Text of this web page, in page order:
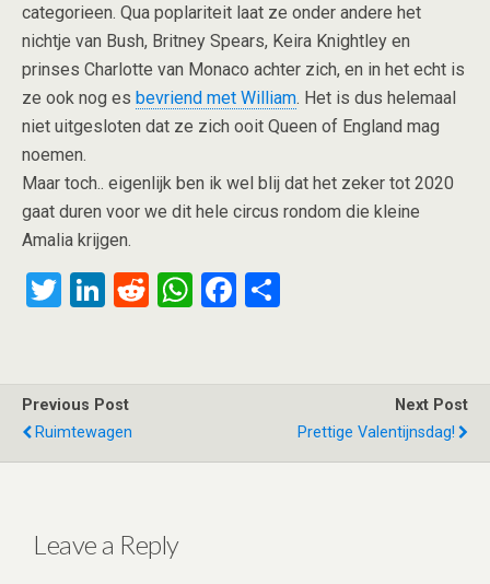
categorieen. Qua poplariteit laat ze onder andere het
nichtje van Bush, Britney Spears, Keira Knightley en
prinses Charlotte van Monaco achter zich, en in het echt is
ze ook nog es bevriend met William. Het is dus helemaal
niet uitgesloten dat ze zich ooit Queen of England mag
noemen.
Maar toch.. eigenlijk ben ik wel blij dat het zeker tot 2020
gaat duren voor we dit hele circus rondom die kleine
Amalia krijgen.
T
er
Li
dI
n
R
W
p
F
o
Previous Post
Ruimtewagen
Next Post
Prettige Valentijnsdag!
Leave a Reply